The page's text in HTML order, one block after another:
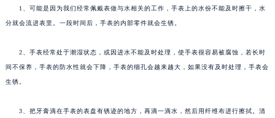
1、可能是因为我们经常佩戴表做与水相关的工作，手表上的水份不能及时擦干，水
分就会流进表里。一段时间后，手表的内部零件就会生锈。
2、手表经常处于潮湿状态，或因进水不能及时处理，使手表很容易被腐蚀，若长时
间不保养，手表的防水性就会下降，手表的细孔会越来越大，如果没有及时处理，手表会
生锈。
3、把牙膏滴在手表的表盘有锈迹的地方，再滴一滴水，然后用纤维布进行擦拭。清